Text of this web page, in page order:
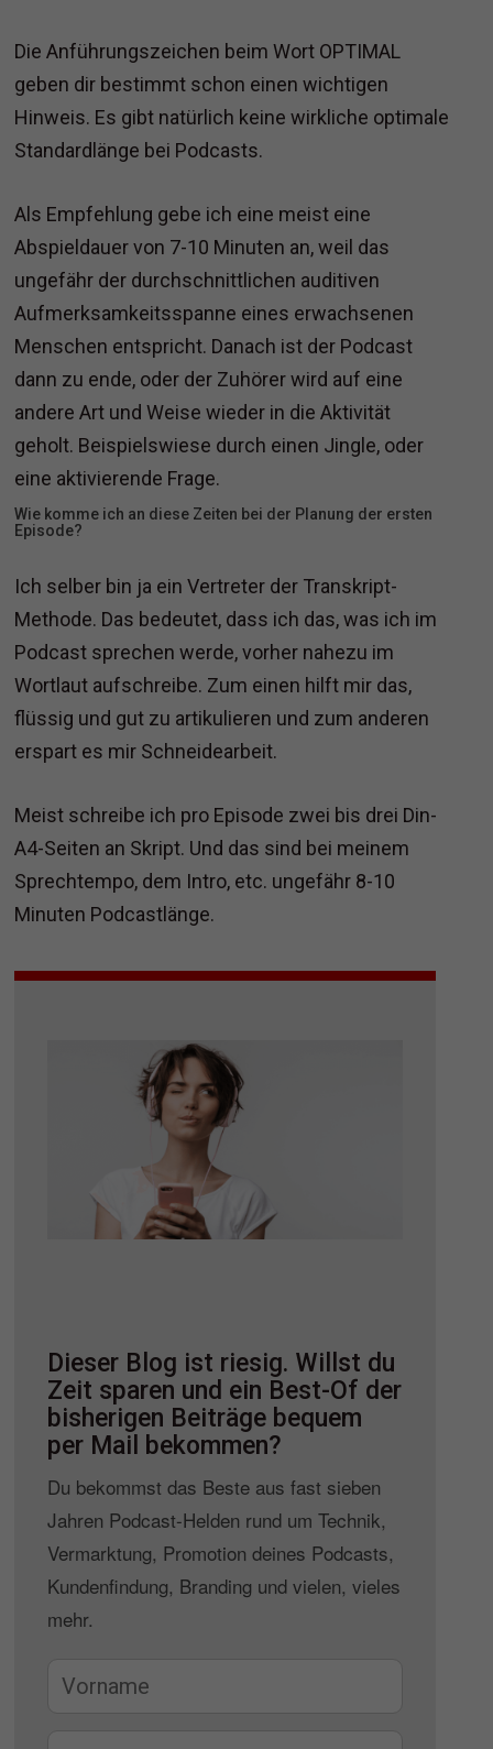
Die Anführungszeichen beim Wort OPTIMAL
geben dir bestimmt schon einen wichtigen
Hinweis. Es gibt natürlich keine wirkliche optimale
Standardlänge bei Podcasts.
Als Empfehlung gebe ich eine meist eine
Abspieldauer von 7-10 Minuten an, weil das
ungefähr der durchschnittlichen auditiven
Aufmerksamkeitsspanne eines erwachsenen
Menschen entspricht. Danach ist der Podcast
dann zu ende, oder der Zuhörer wird auf eine
andere Art und Weise wieder in die Aktivität
geholt. Beispielswiese durch einen Jingle, oder
eine aktivierende Frage.
Wie komme ich an diese Zeiten bei der Planung der ersten
Episode?
Ich selber bin ja ein Vertreter der Transkript-
Methode. Das bedeutet, dass ich das, was ich im
Podcast sprechen werde, vorher nahezu im
Wortlaut aufschreibe. Zum einen hilft mir das,
flüssig und gut zu artikulieren und zum anderen
erspart es mir Schneidearbeit.
Meist schreibe ich pro Episode zwei bis drei Din-
A4-Seiten an Skript. Und das sind bei meinem
Sprechtempo, dem Intro, etc. ungefähr 8-10
Minuten Podcastlänge.
Dieser Blog ist riesig. Willst du
Zeit sparen und ein Best-Of der
bisherigen Beiträge bequem
per Mail bekommen?
Du bekommst das Beste aus fast sieben
Jahren Podcast-Helden rund um Technik,
Vermarktung, Promotion deines Podcasts,
Kundenfindung, Branding und vielen, vieles
mehr.